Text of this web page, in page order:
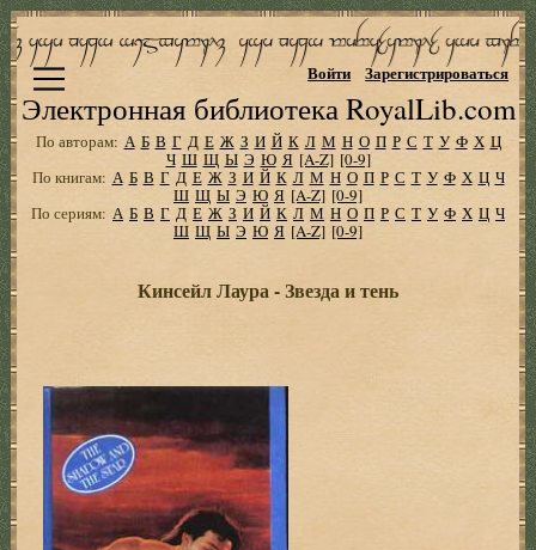
Электронная библиотека RoyalLib.com
Войти Зарегистрироваться
По авторам: А Б В Г Д Е Ж З И Й К Л М Н О П Р С Т У Ф Х Ц
Ч Ш Щ Ы Э Ю Я [A-Z] [0-9]
По книгам: А Б В Г Д Е Ж З И Й К Л М Н О П Р С Т У Ф Х Ц Ч
Ш Щ Ы Э Ю Я [A-Z] [0-9]
По сериям: А Б В Г Д Е Ж З И Й К Л М Н О П Р С Т У Ф Х Ц Ч
Ш Щ Ы Э Ю Я [A-Z] [0-9]
Кинсейл Лаура - Звезда и тень